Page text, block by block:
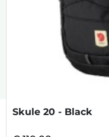
Skule 20 - Black